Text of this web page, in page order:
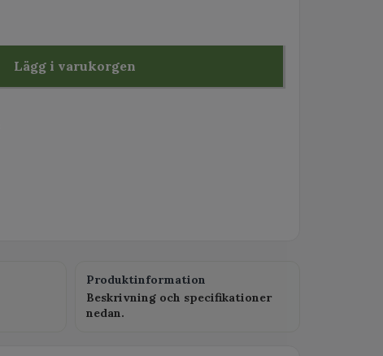
Lägg i varukorgen
Produktinformation
Beskrivning och specifikationer
nedan.